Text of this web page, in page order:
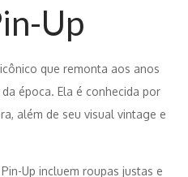
Up
que remonta aos anos
época. Ela é conhecida por
além de seu visual vintage e
Up incluem roupas justas e